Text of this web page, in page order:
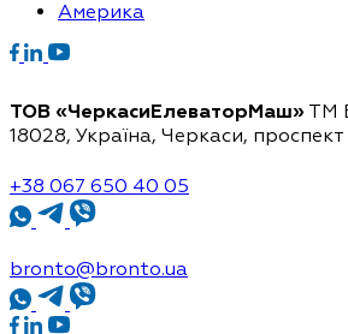
Америка
ТОВ «ЧеркасиЕлеваторМаш» ТМ
18028, Україна, Черкаси, проспект
+38 067 650 40 05
bronto@bronto.ua